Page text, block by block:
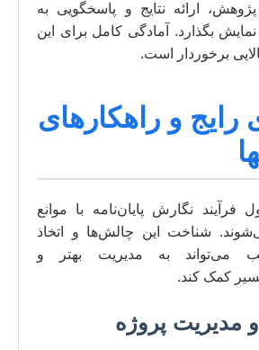
ارائه نتایج و پاسخگویی به
بگذارد. آمادگی کامل برای این
برخوردار است.
و راهکارهای
فرآیند نگارش پایان‌نامه با موانع
شناخت این چالش‌ها و اتخاذ
می‌تواند به مدیریت بهتر و
کمک کند.
مدیریت پروژه